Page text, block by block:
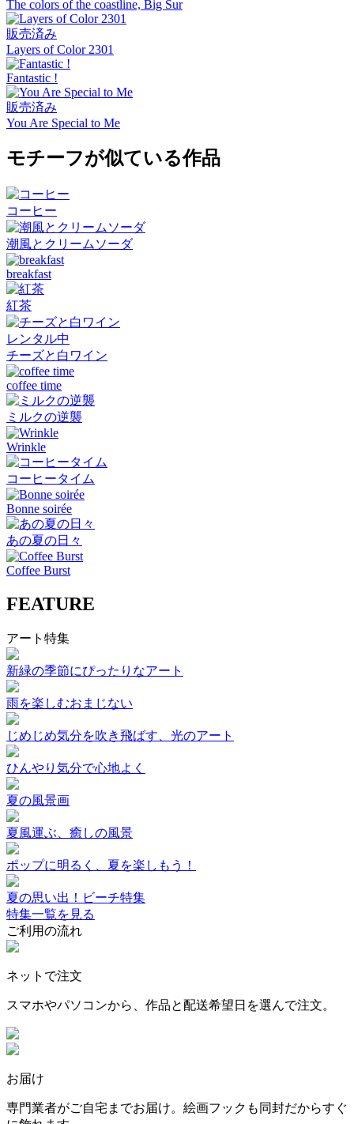
The colors of the coastline, Big Sur
販売済み
Layers of Color 2301
Fantastic !
販売済み
You Are Special to Me
モチーフが似ている作品
コーヒー
潮風とクリームソーダ
breakfast
紅茶
レンタル中
チーズと白ワイン
coffee time
ミルクの逆襲
Wrinkle
コーヒータイム
Bonne soirée
あの夏の日々
Coffee Burst
FEATURE
アート特集
新緑の季節にぴったりなアート
雨を楽しむおまじない
じめじめ気分を吹き飛ばす、光のアート
ひんやり気分で心地よく
夏の風景画
夏風運ぶ、癒しの風景
ポップに明るく、夏を楽しもう！
夏の思い出！ビーチ特集
特集一覧を見る
ご利用の流れ
ネットで注文
スマホやパソコンから、作品と配送希望日を選んで注文。
お届け
専門業者がご自宅までお届け。絵画フックも同封だからすぐ